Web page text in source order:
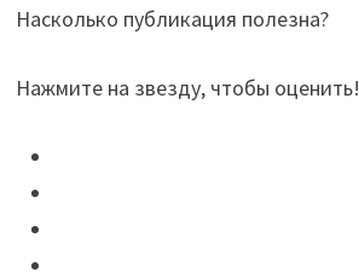
Насколько публикация полезна?
Нажмите на звезду, чтобы оценить!